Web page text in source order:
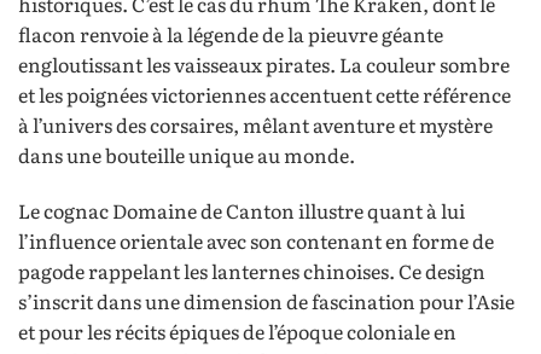
flacon renvoie à la légende de la pieuvre géante
engloutissant les vaisseaux pirates. La couleur sombre
et les poignées victoriennes accentuent cette référence
à l’univers des corsaires, mêlant aventure et mystère
dans une bouteille unique au monde.
Le cognac Domaine de Canton illustre quant à lui
l’influence orientale avec son contenant en forme de
pagode rappelant les lanternes chinoises. Ce design
s’inscrit dans une dimension de fascination pour l’Asie
et pour les récits épiques de l’époque coloniale en